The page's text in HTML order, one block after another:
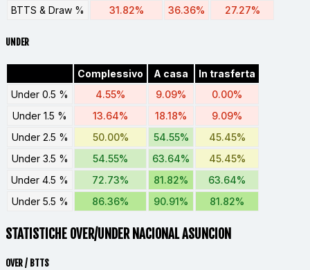
BTTS & Draw %
31.82% 36.36% 27.27%
UNDER
Complessivo A casa
In trasferta
Under 0.5 %
4.55% 9.09%
0.00%
Under 1.5 %
13.64% 18.18%
9.09%
Under 2.5 %
50.00% 54.55%
45.45%
Under 3.5 %
54.55% 63.64%
45.45%
Under 4.5 %
72.73% 81.82%
63.64%
Under 5.5 %
86.36% 90.91% 81.82%
STATISTICHE OVER/UNDER NACIONAL ASUNCION
OVER / BTTS